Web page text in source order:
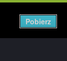
Pobierz